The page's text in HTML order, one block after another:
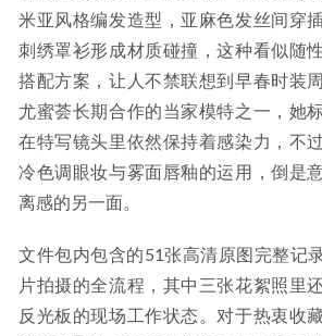
米亚风格编发造型，亚麻色发丝间穿
刺绣罩衫形成材质碰撞，这种看似随
搭配方案，让人不禁联想到早春时装
尤蜜荟长期合作的当家模特之一，她
在特写镜头里依然保持着感染力，不
冷色调眼妆与雾面唇釉的运用，倒是
离感的另一面。
文件包内包含的51张高清原图完整记
片拍摄的全流程，其中三张花絮照里
反光板的现场工作状态。对于热衷收